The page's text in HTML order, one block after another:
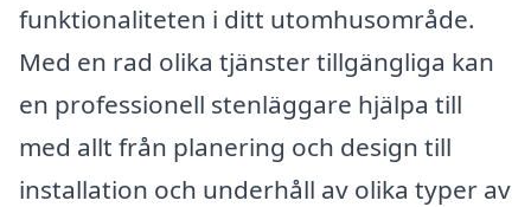
funktionaliteten i ditt utomhusområde.
Med en rad olika tjänster tillgängliga kan
en professionell stenläggare hjälpa till
med allt från planering och design till
installation och underhåll av olika typer av